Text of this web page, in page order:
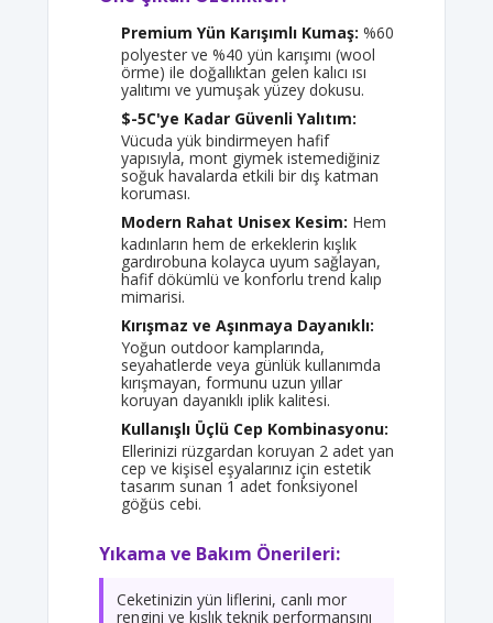
Premium Yün Karışımlı Kumaş: %60
polyester ve %40 yün karışımı (wool
örme) ile doğallıktan gelen kalıcı ısı
yalıtımı ve yumuşak yüzey dokusu.
$-5C'ye Kadar Güvenli Yalıtım:
Vücuda yük bindirmeyen hafif
yapısıyla, mont giymek istemediğiniz
soğuk havalarda etkili bir dış katman
koruması.
Modern Rahat Unisex Kesim: Hem
kadınların hem de erkeklerin kışlık
gardırobuna kolayca uyum sağlayan,
hafif dökümlü ve konforlu trend kalıp
mimarisi.
Kırışmaz ve Aşınmaya Dayanıklı:
Yoğun outdoor kamplarında,
seyahatlerde veya günlük kullanımda
kırışmayan, formunu uzun yıllar
koruyan dayanıklı iplik kalitesi.
Kullanışlı Üçlü Cep Kombinasyonu:
Ellerinizi rüzgardan koruyan 2 adet yan
cep ve kişisel eşyalarınız için estetik
tasarım sunan 1 adet fonksiyonel
göğüs cebi.
Yıkama ve Bakım Önerileri:
Ceketinizin yün liflerini, canlı mor
rengini ve kışlık teknik performansını